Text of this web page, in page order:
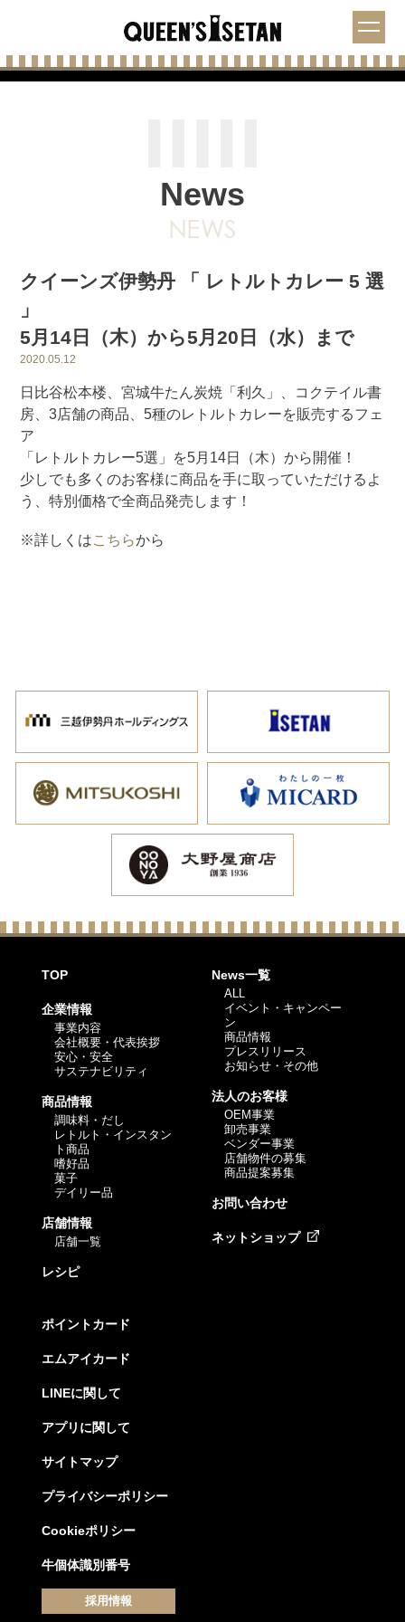
News
クイーンズ伊勢丹 「 レトルトカレー 5 選
」
5月14日（木）から5月20日（水）まで
2020.05.12
日比谷松本楼、宮城牛たん炭焼「利久」、コクテイル書
房、3店舗の商品、5種のレトルトカレーを販売するフェ
ア
「レトルトカレー5選」を5月14日（木）から開催！
少しでも多くのお客様に商品を手に取っていただけるよ
う、特別価格で全商品発売します！
※詳しくはこちらから
TOP
企業情報
事業内容
会社概要・代表挨拶
安心・安全
サステナビリティ
商品情報
調味料・だし
レトルト・インスタン
ト商品
嗜好品
菓子
デイリー品
店舗情報
店舗一覧
レシピ
News一覧
ALL
イベント・キャンペー
ン
商品情報
プレスリリース
お知らせ・その他
法人のお客様
OEM事業
卸売事業
ベンダー事業
店舗物件の募集
商品提案募集
お問い合わせ
ネットショップ
ポイントカード
エムアイカード
LINEに関して
アプリに関して
サイトマップ
プライバシーポリシー
Cookieポリシー
牛個体識別番号
採用情報